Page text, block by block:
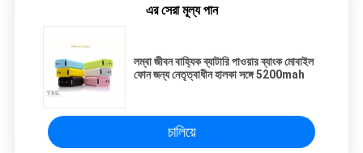
এর সেরা মূল্য পান
লম্বা জীবন বাহ্যিক ব্যাটারি পাওয়ার ব্যাংক মোবাইল
ফোন জন্য নেতৃত্বাধীন হালকা সঙ্গে 5200mah
চালিয়ে